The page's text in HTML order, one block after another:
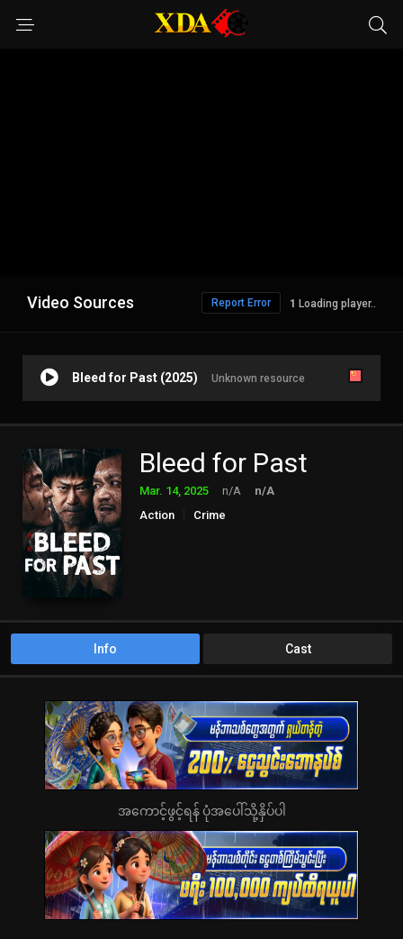
Video Sources Loading player..
Report Error
Bleed for Past (2025) Unknown resource
Bleed for Past
Mar. 14, 2025 n/A
n/A
Action
Crime
Info Cast
အကောင့်ဖွင့်ရန် ပုံအပေါ်သို့နှိပ်ပါ